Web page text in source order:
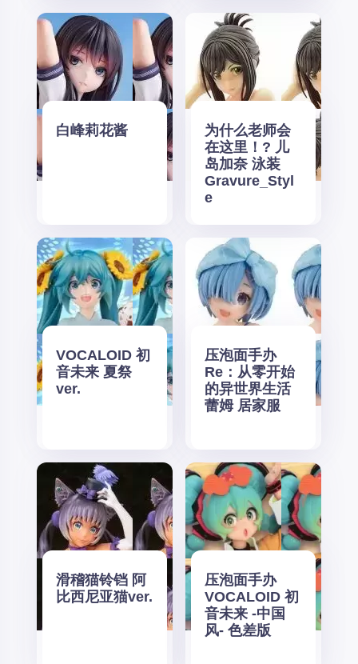
白峰莉花酱
为什么老师会
在这里！? 儿
岛加奈 泳装
Gravure_Styl
e
VOCALOID 初
音未来 夏祭
ver.
压泡面手办
Re：从零开始
的异世界生活
蕾姆 居家服
滑稽猫铃铛 阿
比西尼亚猫ver.
压泡面手办
VOCALOID 初
音未来 -中国
风- 色差版